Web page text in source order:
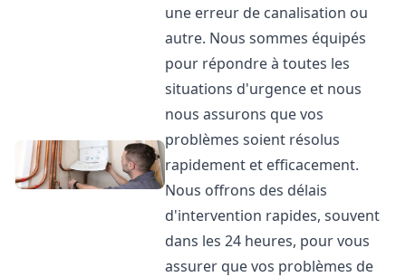
une erreur de canalisation ou
autre. Nous sommes équipés
pour répondre à toutes les
situations d'urgence et nous
nous assurons que vos
problèmes soient résolus
rapidement et efficacement.
Nous offrons des délais
d'intervention rapides, souvent
dans les 24 heures, pour vous
assurer que vos problèmes de